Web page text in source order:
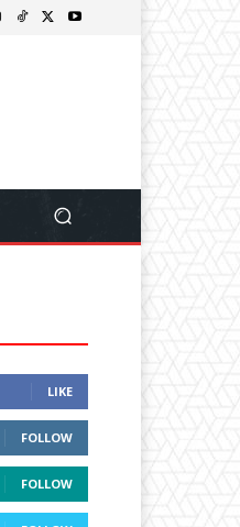
LIKE
FOLLOW
FOLLOW